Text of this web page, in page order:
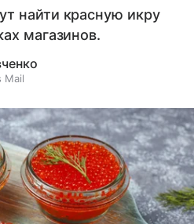
найти красную икру
магазинов.
Mail